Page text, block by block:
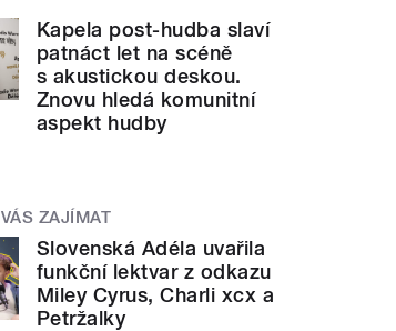
Kapela post-hudba slaví
patnáct let na scéně
s akustickou deskou.
Znovu hledá komunitní
aspekt hudby
ZAJÍMAT
Slovenská Adéla uvařila
funkční lektvar z odkazu
Miley Cyrus, Charli xcx a
Petržalky